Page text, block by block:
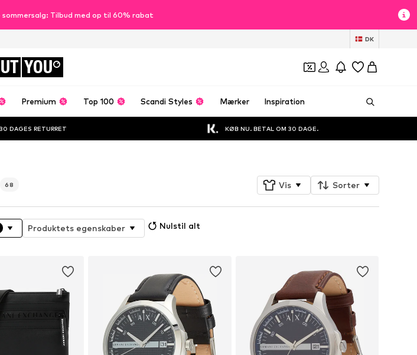
Tilbud med op til 60% rabat
DK
YOU
Premium Top 100 Scandi Styles Mærker Inspiration
30 DAGES RETURRET KØB NU. BETAL OM 30 DAGE.
68 Vis Sorter
Produktets egenskaber Nulstil alt